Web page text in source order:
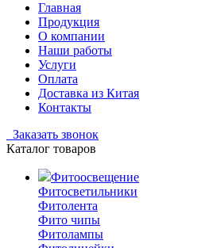
Главная
Продукция
О компании
Наши работы
Услуги
Оплата
Доставка из Китая
Контакты
Заказать звонок
Каталог товаров
Фитоосвещение
Фитосветильники
Фитолента
Фито чипы
Фитолампы